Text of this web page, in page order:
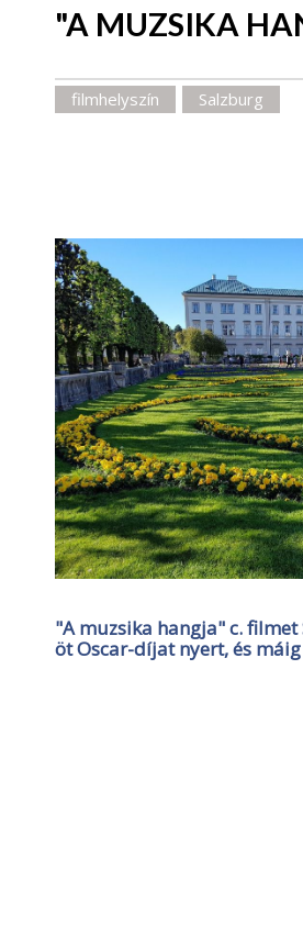
"A MUZSIKA
filmhelyszín Salzburg
"A muzsika hangja" c.
öt Oscar-díjat nyert, és